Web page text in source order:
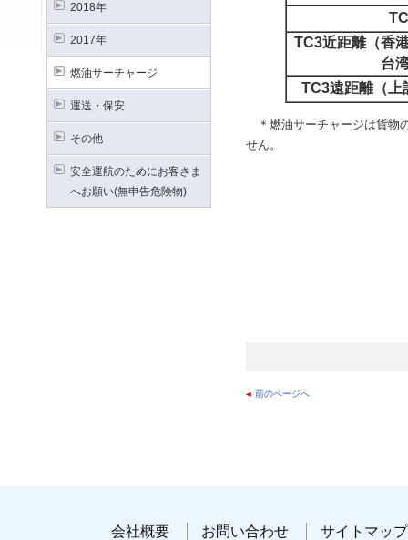
2018年
2017年
燃油サーチャージ
運送・保安
その他
安全運航のためにお客さま
へお願い(無申告危険物)
TC3近距離（香
台
TC3遠距離（上
＊燃油サーチャージは貨物
せん。
前のページへ
会社概要 お問い合わせ サイトマップ